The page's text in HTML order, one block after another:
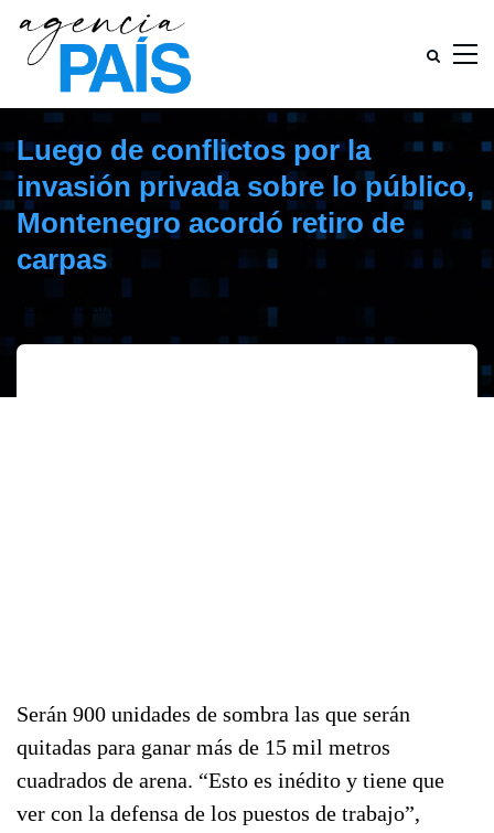
Luego de conflictos por la
invasión privada sobre lo público,
Montenegro acordó retiro de
carpas
diciembre 18, 2020
Serán 900 unidades de sombra las que serán
quitadas para ganar más de 15 mil metros
cuadrados de arena. “Esto es inédito y tiene que
ver con la defensa de los puestos de trabajo”,